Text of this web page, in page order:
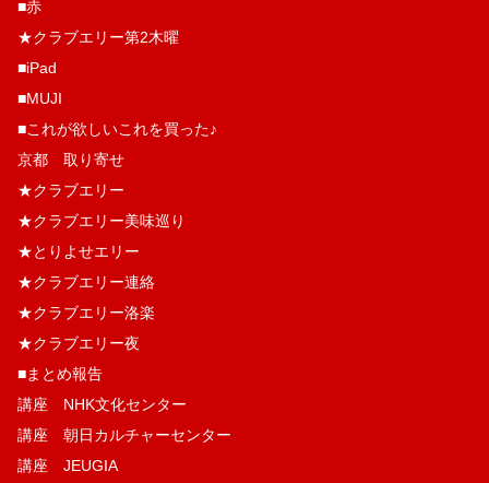
■赤
★クラブエリー第2木曜
■iPad
■MUJI
■これが欲しいこれを買った♪
京都 取り寄せ
★クラブエリー
★クラブエリー美味巡り
★とりよせエリー
★クラブエリー連絡
★クラブエリー洛楽
★クラブエリー夜
■まとめ報告
講座 NHK文化センター
講座 朝日カルチャーセンター
講座 JEUGIA